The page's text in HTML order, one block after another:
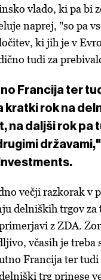
vlado, ki pa bi
naprej, "so pa
ki jih je v
tudi za
Francija ter
kratki rok na
na daljši rok pa
večji razkorak v
delniških trgov za
z ZDA.
včasih je treba
Francija ter tudi
trg prinese